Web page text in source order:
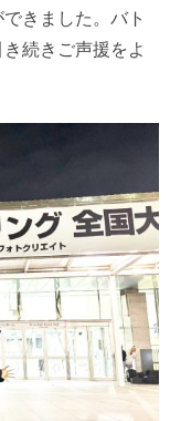
きました。バト
続きご声援をよ